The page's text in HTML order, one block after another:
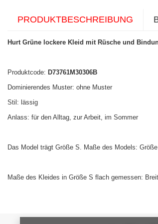
PRODUKTBESCHREIBUNG
Hurt Grüne lockere Kleid mit Rüsche und
Produktcode: D73761M30306B
Dominierendes Muster: ohne Muster
Stil: lässig
Anlass: für den Alltag, zur Arbeit, im Sommer
Das Model trägt Größe S. Maße des Models:
Maße des Kleides in Größe S flach gemessen: